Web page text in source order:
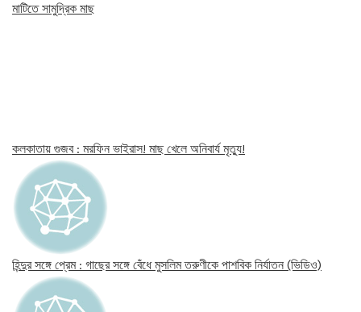
মাটিতে সামুদ্রিক মাছ
কলকাতায় গুজব : মরফিন ভাইরাস! মাছ খেলে অনিবার্য মৃত্যু!
হিন্দুর সঙ্গে প্রেম : গাছের সঙ্গে বেঁধে মুসলিম তরুণীকে পাশবিক নির্যাতন (ভিডিও)